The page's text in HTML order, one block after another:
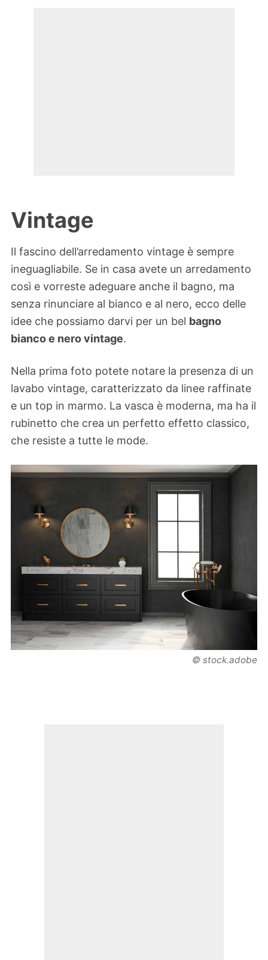
Vintage
Il fascino dell’arredamento vintage è sempre
ineguagliabile. Se in casa avete un arredamento
così e vorreste adeguare anche il bagno, ma
senza rinunciare al bianco e al nero, ecco delle
idee che possiamo darvi per un bel bagno
bianco e nero vintage.
Nella prima foto potete notare la presenza di un
lavabo vintage, caratterizzato da linee raffinate
e un top in marmo. La vasca è moderna, ma ha il
rubinetto che crea un perfetto effetto classico,
che resiste a tutte le mode.
© stock.adobe